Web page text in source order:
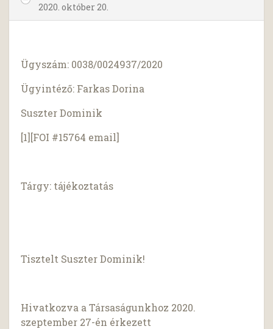
2020. október 20.
Ügyszám: 0038/0024937/2020
Ügyintéző: Farkas Dorina
Suszter Dominik
[1][FOI #15764 email]
Tárgy: tájékoztatás
Tisztelt Suszter Dominik!
Hivatkozva a Társaságunkhoz 2020.
szeptember 27-én érkezett